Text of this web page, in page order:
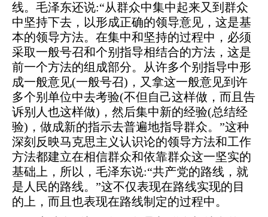
线。毛泽东还说:“从群众中集中起来又到群众
中坚持下去，以形成正确的领导意见，这是基
本的领导方法。在集中和坚持的过程中，必须
采取一般号召和个别指导相结合的方法，这是
前一个方法的组成部分。从许多个别指导中形
成一般意见(一般号召)，又拿这一般意见到许
多个别单位中去考验(不但自己这样做，而且告
诉别人也这样做)，然后集中新的经验(总结经
验)，做成新的指示去普遍地指导群众。”这种
深刻反映马克思主义认识论的领导方法和工作
方法都建立在相信群众和依靠群众这一坚实的
基础上，所以，毛泽东说:“共产党的路线，就
是人民的路线。”这不仅表现在路线实现的目
的上，而且也表现在路线制定的过程中。